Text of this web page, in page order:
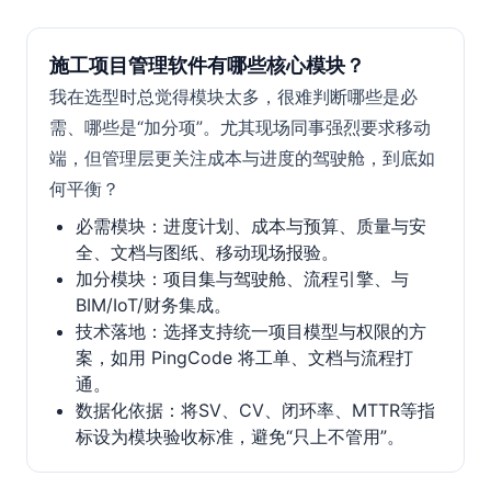
施工项目管理软件有哪些核心模块？
我在选型时总觉得模块太多，很难判断哪些是必
需、哪些是“加分项”。尤其现场同事强烈要求移动
端，但管理层更关注成本与进度的驾驶舱，到底如
何平衡？
必需模块：进度计划、成本与预算、质量与安
全、文档与图纸、移动现场报验。
加分模块：项目集与驾驶舱、流程引擎、与
BIM/IoT/财务集成。
技术落地：选择支持统一项目模型与权限的方
案，如用 PingCode 将工单、文档与流程打
通。
数据化依据：将SV、CV、闭环率、MTTR等指
标设为模块验收标准，避免“只上不管用”。